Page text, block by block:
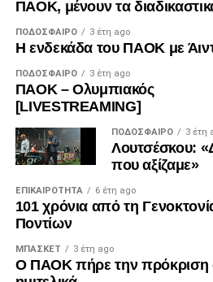
ΠΑΟΚ, μένουν τα
ΠΟΔΌΣΦΑΙΡΟ 3 έτη ago
Η ενδεκάδα του ΠΑΟΚ με
ΠΟΔΌΣΦΑΙΡΟ 3 έτη ago
ΠΑΟΚ – Ολυμπιακός
[LIVESTREAMING]
ΠΟΔΌΣΦΑΙΡΟ 3 έτη
Λουτσέσκου:
που αξίζαμε»
ΕΠΙΚΑΙΡΌΤΗΤΑ 6 έτη ago
101 χρόνια από τη
Ποντίων
ΜΠΆΣΚΕΤ 3 έτη ago
Ο ΠΑΟΚ πήρε την πρόκριση